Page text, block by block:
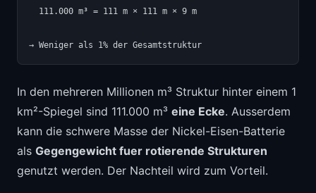
  111.000 m³ = 111 m × 111 m × 9 m
In den mehreren Millionen m³ Struktur hinter einem 1
km²-Spiegel sind 111.000 m³ eine Ecke. Ausserdem
kann die schwere Masse der Nickel-Eisen-Batterie
als Gegengewicht fuer rotierende Strukturen
genutzt werden. Der Nachteil wird zum Vorteil.